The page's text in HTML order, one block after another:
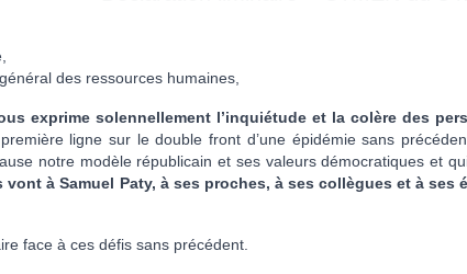
des ressources humaines,
exprime solennellement l’inquiétude et la colère des
ligne sur le double front d’une épidémie sans
notre modèle républicain et ses valeurs démocratiques et
vont à Samuel Paty, à ses proches, à ses collègues et à
face à ces défis sans précédent.